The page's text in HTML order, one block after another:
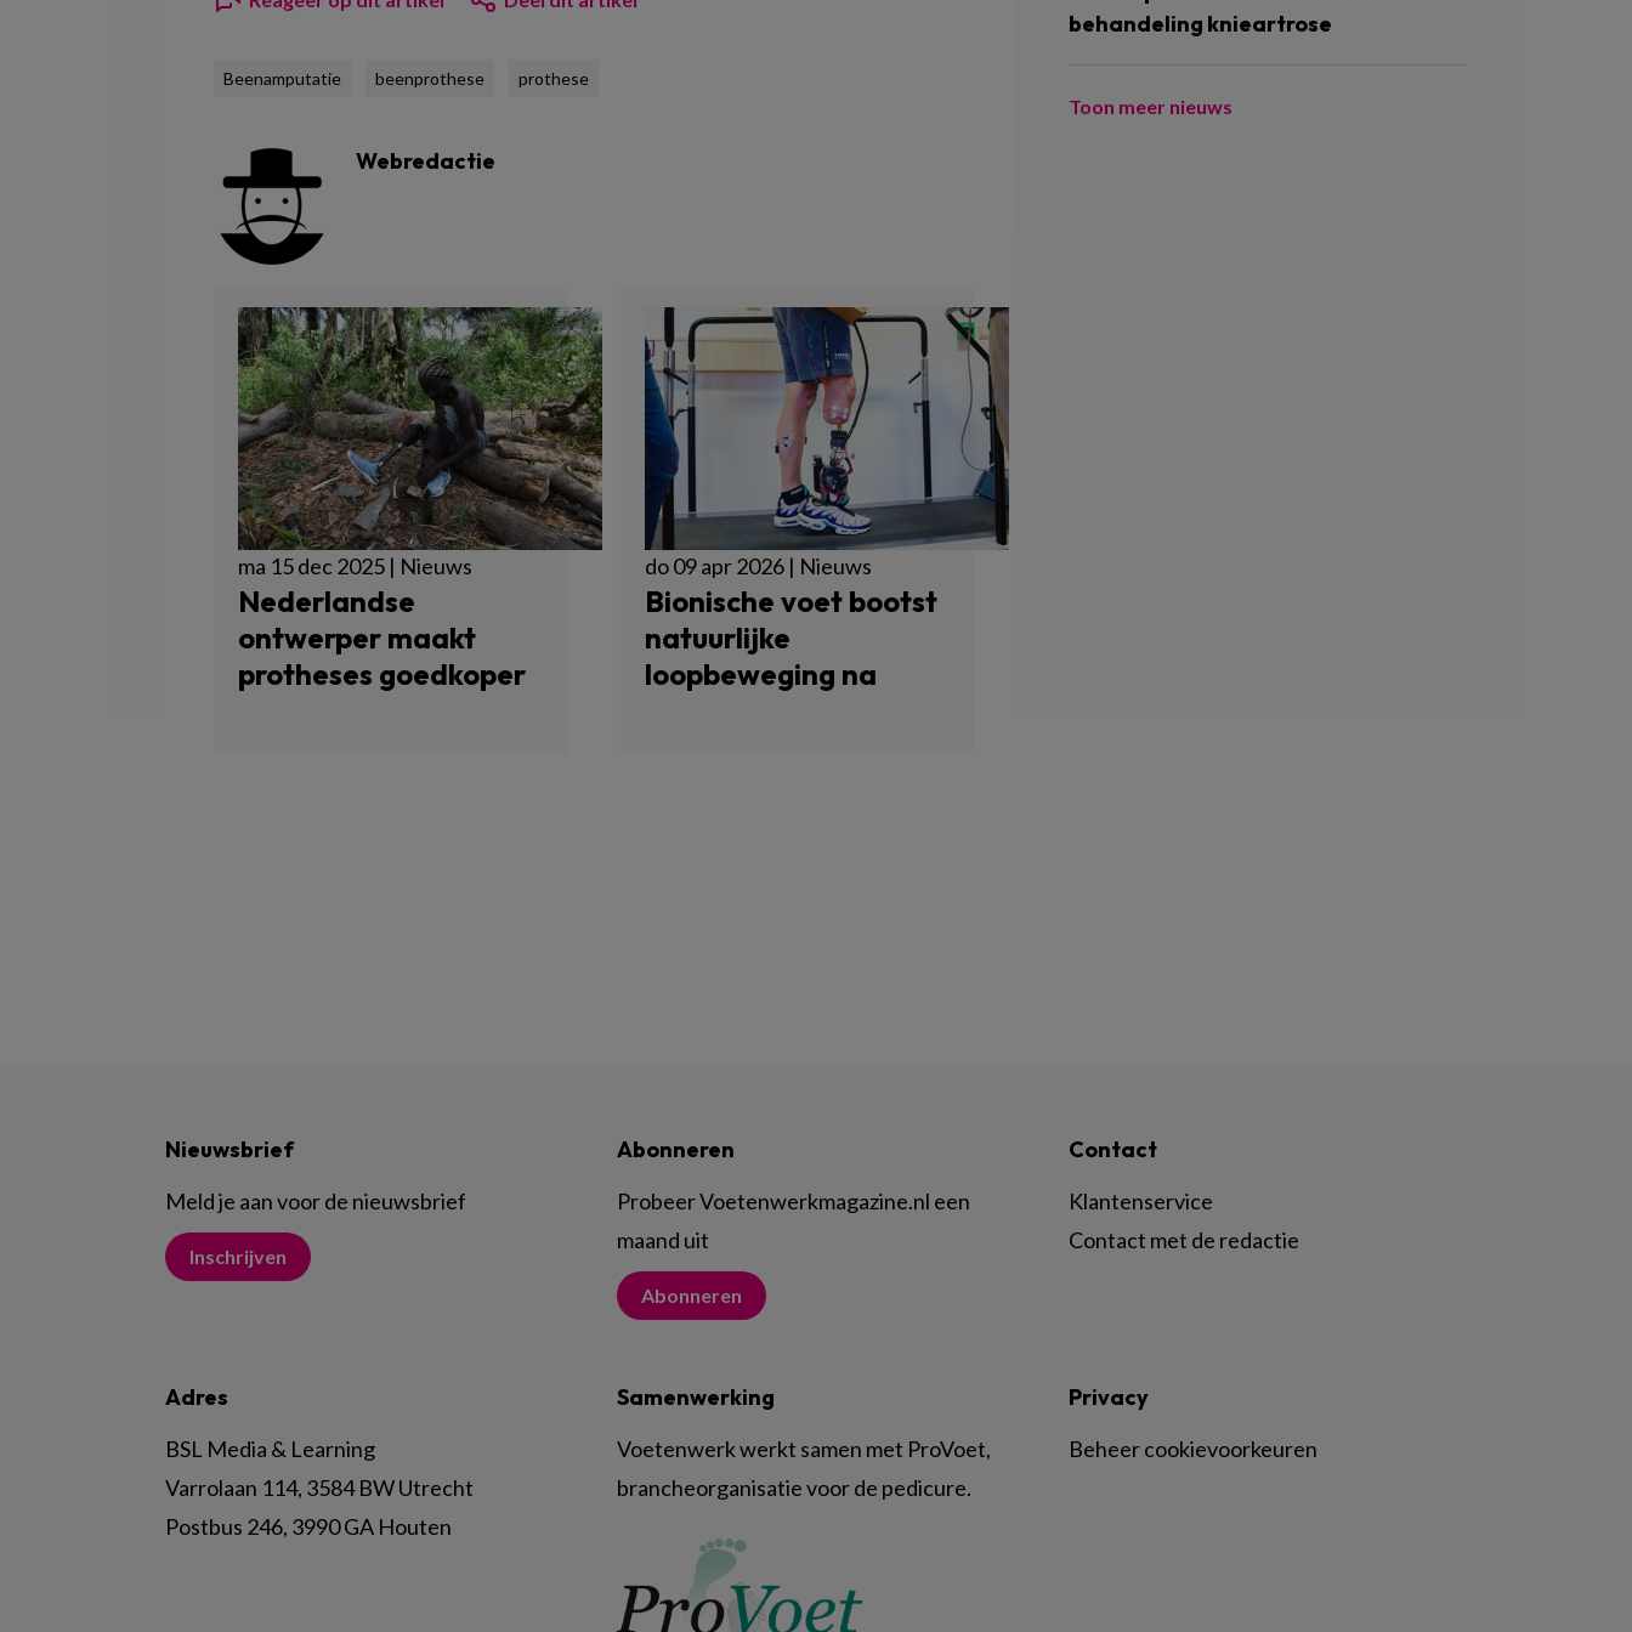
Beenamputatie beenprothese prothese
Webredactie
ma 15 dec 2025 | Nieuws
Nederlandse
ontwerper maakt
protheses goedkoper
do 09 apr 2026 | Nieuws
Bionische voet bootst
natuurlijke
loopbeweging na
behandeling knieartrose
Toon meer nieuws
Nieuwsbrief
Meld je aan voor de nieuwsbrief
Inschrijven
Abonneren
Probeer Voetenwerkmagazine.nl een
maand uit
Abonneren
Contact
Klantenservice
Contact met de redactie
Adres
BSL Media & Learning
Varrolaan 114, 3584 BW Utrecht
Postbus 246, 3990 GA Houten
Samenwerking
Voetenwerk werkt samen met ProVoet,
brancheorganisatie voor de pedicure.
Privacy
Beheer cookievoorkeuren